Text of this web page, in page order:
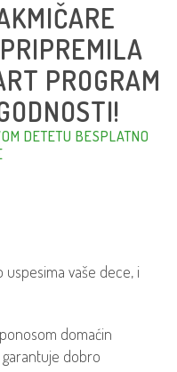
PROGRAM
DETETU BESPLATNO
vaše dece, i
domaćin
dobro